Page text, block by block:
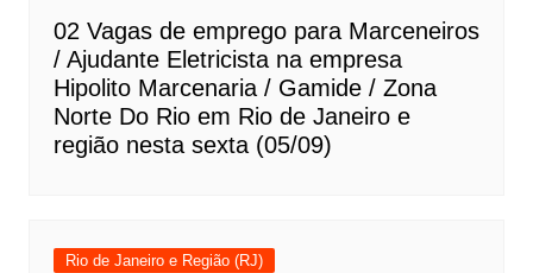
02 Vagas de emprego para Marceneiros
/ Ajudante Eletricista na empresa
Hipolito Marcenaria / Gamide / Zona
Norte Do Rio em Rio de Janeiro e
região nesta sexta (05/09)
Rio de Janeiro e Região (RJ)